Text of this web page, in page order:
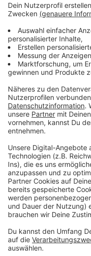
Anzeige
Bauarbeiten
Anzeige
Dann beginnen auch
der
unter anderem Wege
dauert voraussichtlich
Anzeige
Weitere Infos
Anzeige
Meldung der Stadt
Schadowstraße: